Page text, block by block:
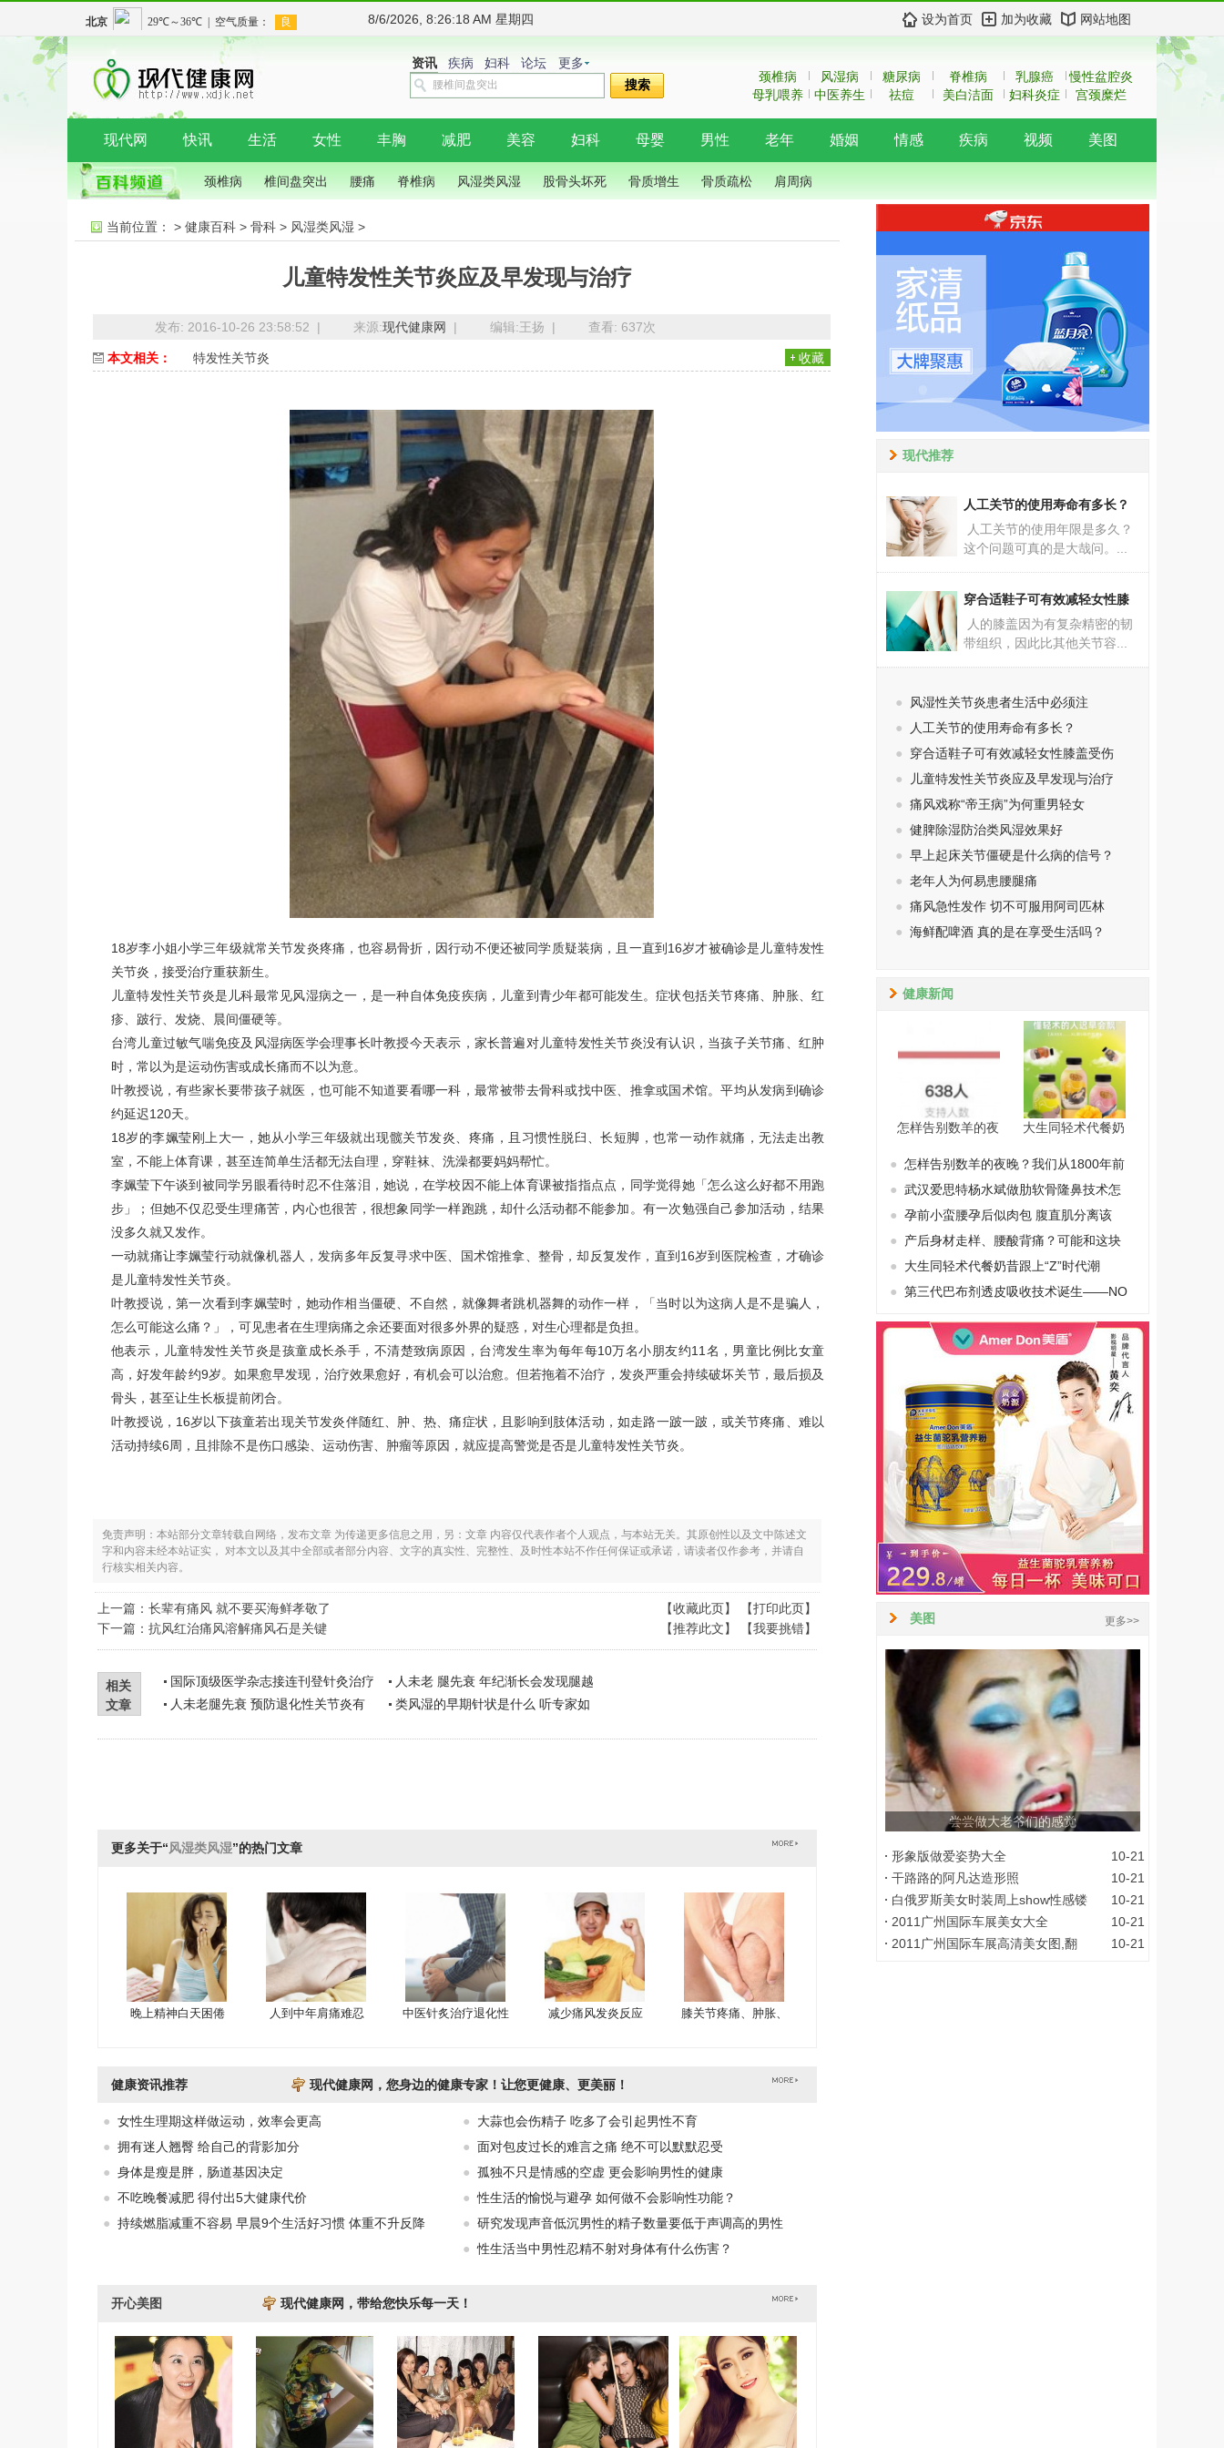
8/6/2026, 8:26:19 AM 星期四 设为首页 加为收藏 网站地图
资讯 疾病 妇科 论坛 更多
搜索
颈椎病 风湿病 糖尿病 脊椎病 乳腺癌
慢性盆腔炎
母乳喂养
中医养生 祛痘 美白洁面 妇科炎症 宫颈糜烂
现代网 快讯 生活 女性 丰胸 减肥 美容 妇科 母婴 男性 老年 婚姻 情感 疾病 视频 美图
颈椎病 椎间盘突出 腰痛 脊椎病 风湿类风湿 股骨头坏死 骨质增生 骨质疏松 肩周病
当前位置： > 健康百科 > 骨科 > 风湿类风湿 >
儿童特发性关节炎应及早发现与治疗
发布: 2016-10-26 23:58:52 | 来源:现代健康网 | 编辑:王扬 | 查看: 637次
本文相关： 特发性关节炎 收藏
18岁李小姐小学三年级就常关节发炎疼痛，也容易骨折，因行动不便还被同学质疑装病，且一直到16岁才被确诊是儿童特发性
关节炎，接受治疗重获新生。
儿童特发性关节炎是儿科最常见风湿病之一，是一种自体免疫疾病，儿童到青少年都可能发生。症状包括关节疼痛、肿胀、红
疹、跛行、发烧、晨间僵硬等。
台湾儿童过敏气喘免疫及风湿病医学会理事长叶教授今天表示，家长普遍对儿童特发性关节炎没有认识，当孩子关节痛、红肿
时，常以为是运动伤害或成长痛而不以为意。
叶教授说，有些家长要带孩子就医，也可能不知道要看哪一科，最常被带去骨科或找中医、推拿或国术馆。平均从发病到确诊
约延迟120天。
18岁的李姵莹刚上大一，她从小学三年级就出现髋关节发炎、疼痛，且习惯性脱臼、长短脚，也常一动作就痛，无法走出教
室，不能上体育课，甚至连简单生活都无法自理，穿鞋袜、洗澡都要妈妈帮忙。
李姵莹下午谈到被同学另眼看待时忍不住落泪，她说，在学校因不能上体育课被指指点点，同学觉得她「怎么这么好都不用跑
步」；但她不仅忍受生理痛苦，内心也很苦，很想象同学一样跑跳，却什么活动都不能参加。有一次勉强自己参加活动，结果
没多久就又发作。
一动就痛让李姵莹行动就像机器人，发病多年反复寻求中医、国术馆推拿、整骨，却反复发作，直到16岁到医院检查，才确诊
是儿童特发性关节炎。
叶教授说，第一次看到李姵莹时，她动作相当僵硬、不自然，就像舞者跳机器舞的动作一样，「当时以为这病人是不是骗人，
怎么可能这么痛？」，可见患者在生理病痛之余还要面对很多外界的疑惑，对生心理都是负担。
他表示，儿童特发性关节炎是孩童成长杀手，不清楚致病原因，台湾发生率为每年每10万名小朋友约11名，男童比例比女童
高，好发年龄约9岁。如果愈早发现，治疗效果愈好，有机会可以治愈。但若拖着不治疗，发炎严重会持续破坏关节，最后损及
骨头，甚至让生长板提前闭合。
叶教授说，16岁以下孩童若出现关节发炎伴随红、肿、热、痛症状，且影响到肢体活动，如走路一跛一跛，或关节疼痛、难以
活动持续6周，且排除不是伤口感染、运动伤害、肿瘤等原因，就应提高警觉是否是儿童特发性关节炎。
免责声明：本站部分文章转载自网络，发布文章 为传递更多信息之用，另：文章 内容仅代表作者个人观点，与本站无关。其原创性以及文中陈述文
字和内容未经本站证实， 对本文以及其中全部或者部分内容、文字的真实性、完整性、及时性本站不作任何保证或承诺，请读者仅作参考，并请自
行核实相关内容。
上一篇： 长辈有痛风 就不要买海鲜孝敬了
下一篇： 抗风红治痛风溶解痛风石是关键
【收藏此页】 【打印此页】
【推荐此文】 【我要挑错】
相关
文章
国际顶级医学杂志接连刊登针灸治疗
人未老 腿先衰 年纪渐长会发现腿越
人未老腿先衰 预防退化性关节炎有
类风湿的早期针状是什么 听专家如
更多关于“ 风湿类风湿”的热门文章
晚上精神白天困倦 人到中年肩痛难忍 中医针炙治疗退化性 减少痛风发炎反应 膝关节疼痛、肿胀、
健康资讯推荐 现代健康网，您身边的健康专家！让您更健康、更美丽！
● 女性生理期这样做运动，效率会更高
● 拥有迷人翘臀 给自己的背影加分
● 身体是瘦是胖，肠道基因决定
● 不吃晚餐减肥 得付出5大健康代价
● 持续燃脂减重不容易 早晨9个生活好习惯 体重不升反降
●
大蒜也会伤精子 吃多了会引起男性不育
● 面对包皮过长的难言之痛 绝不可以默默忍受
● 孤独不只是情感的空虚 更会影响男性的健康
● 性生活的愉悦与避孕 如何做不会影响性功能？
● 研究发现声音低沉男性的精子数量要低于声调高的男性
● 性生活当中男性忍精不射对身体有什么伤害？
开心美图 现代健康网，带给您快乐每一天！
现代推荐
人工关节的使用寿命有多长？
人工关节的使用年限是多久？
这个问题可真的是大哉问。...
穿合适鞋子可有效减轻女性膝
人的膝盖因为有复杂精密的韧
带组织，因此比其他关节容...
●
风湿性关节炎患者生活中必须注
●
人工关节的使用寿命有多长？
●
穿合适鞋子可有效减轻女性膝盖受伤
●
儿童特发性关节炎应及早发现与治疗
● 痛风戏称“帝王病”为何重男轻女
● 健脾除湿防治类风湿效果好
● 早上起床关节僵硬是什么病的信号？
● 老年人为何易患腰腿痛
● 痛风急性发作 切不可服用阿司匹林
● 海鲜配啤酒 真的是在享受生活吗？
健康新闻
怎样告别数羊的夜 大生同轻术代餐奶
● 怎样告别数羊的夜晚？我们从1800年前
● 武汉爱思特杨水斌做肋软骨隆鼻技术怎
● 孕前小蛮腰孕后似肉包 腹直肌分离该
●
产后身材走样、腰酸背痛？可能和这块
●
大生同轻术代餐奶昔跟上“Z”时代潮
● 第三代巴布剂透皮吸收技术诞生——NO
美图 更多>>
尝尝做大老爷们的感觉
形象版做爱姿势大全
10-21
干路路的阿凡达造形照
10-21
白俄罗斯美女时装周上show性感镂
10-21
2011广州国际车展美女大全
10-21
2011广州国际车展高清美女图,翻
10-21